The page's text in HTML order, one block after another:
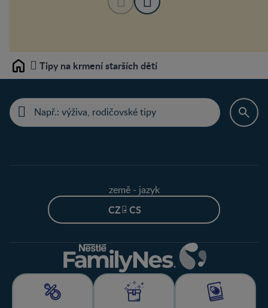
Home Tipy na krmení starších dětí
země - jazyk
CZ - CS